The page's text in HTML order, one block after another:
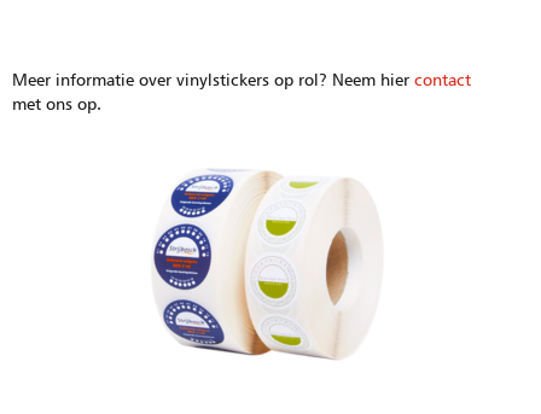
Meer informatie over vinylstickers op rol? Neem hier contact
met ons op.